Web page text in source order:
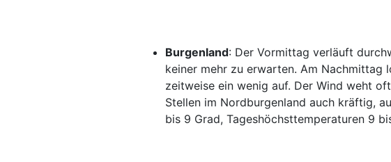
Burgenland: Der Vormittag verläuft
keiner mehr zu erwarten. Am Nachmittag
zeitweise ein wenig auf. Der Wind weht
Stellen im Nordburgenland auch kräftig,
bis 9 Grad, Tageshöchsttemperaturen 9